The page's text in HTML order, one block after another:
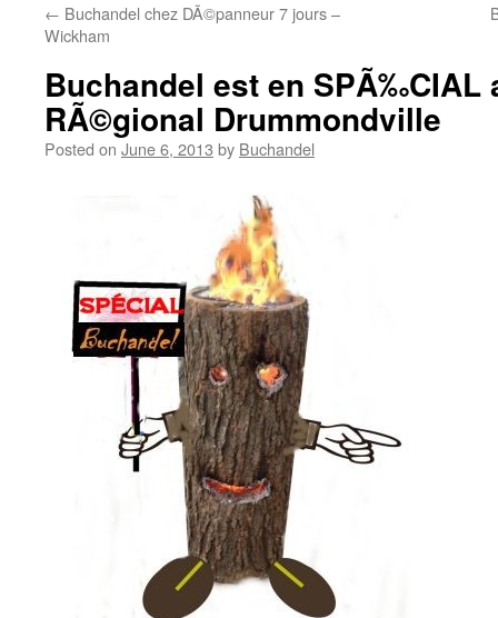
← Buchandel chez DÃ©panneur 7 jours –
Wickham
Buchandel est en SPÃ‰CIAL
RÃ©gional Drummondville
Posted on June 6, 2013 by Buchandel